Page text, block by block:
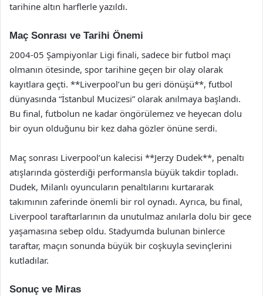
tarihine altın harflerle yazıldı.
Maç Sonrası ve Tarihi Önemi
2004-05 Şampiyonlar Ligi finali, sadece bir futbol maçı
olmanın ötesinde, spor tarihine geçen bir olay olarak
kayıtlara geçti. **Liverpool’un bu geri dönüşü**, futbol
dünyasında “İstanbul Mucizesi” olarak anılmaya başlandı.
Bu final, futbolun ne kadar öngörülemez ve heyecan dolu
bir oyun olduğunu bir kez daha gözler önüne serdi.
Maç sonrası Liverpool’un kalecisi **Jerzy Dudek**, penaltı
atışlarında gösterdiği performansla büyük takdir topladı.
Dudek, Milanlı oyuncuların penaltılarını kurtararak
takımının zaferinde önemli bir rol oynadı. Ayrıca, bu final,
Liverpool taraftarlarının da unutulmaz anılarla dolu bir gece
yaşamasına sebep oldu. Stadyumda bulunan binlerce
taraftar, maçın sonunda büyük bir coşkuyla sevinçlerini
kutladılar.
Sonuç ve Miras